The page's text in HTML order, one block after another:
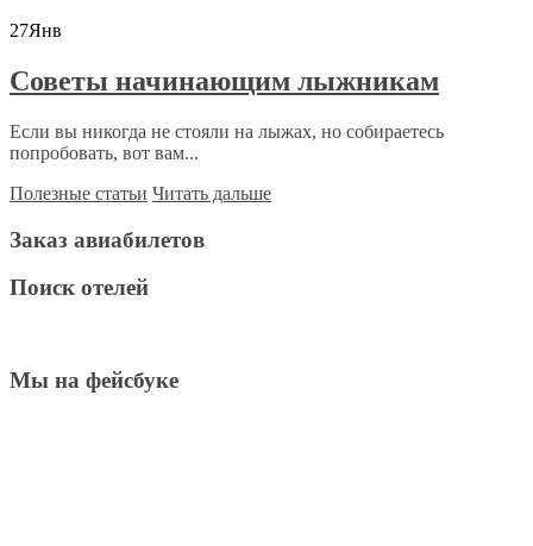
27Янв
Советы начинающим лыжникам
Если вы никогда не стояли на лыжах, но собираетесь
попробовать, вот вам...
Полезные статьи Читать дальше
Заказ авиабилетов
Поиск отелей
Мы на фейсбуке